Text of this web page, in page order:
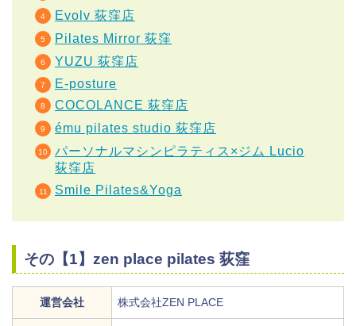
Evolv 荻窪店
Pilates Mirror 荻窪
YUZU 荻窪店
E-posture
COCOLANCE 荻窪店
ému pilates studio 荻窪店
パーソナルマシンピラティス×ジム Lucio
荻窪店
Smile Pilates&Yoga
その【1】zen place pilates 荻窪
運営会社 株式会社ZEN PLACE